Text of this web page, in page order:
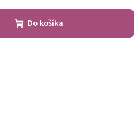
Do košíka